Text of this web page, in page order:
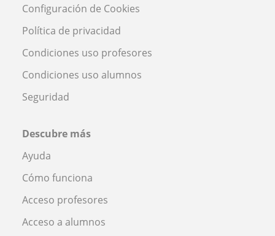
Configuración de Cookies
Política de privacidad
Condiciones uso profesores
Condiciones uso alumnos
Seguridad
Descubre más
Ayuda
Cómo funciona
Acceso profesores
Acceso a alumnos